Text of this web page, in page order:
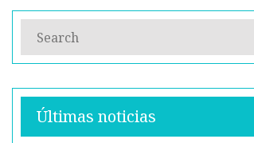
Últimas noticias